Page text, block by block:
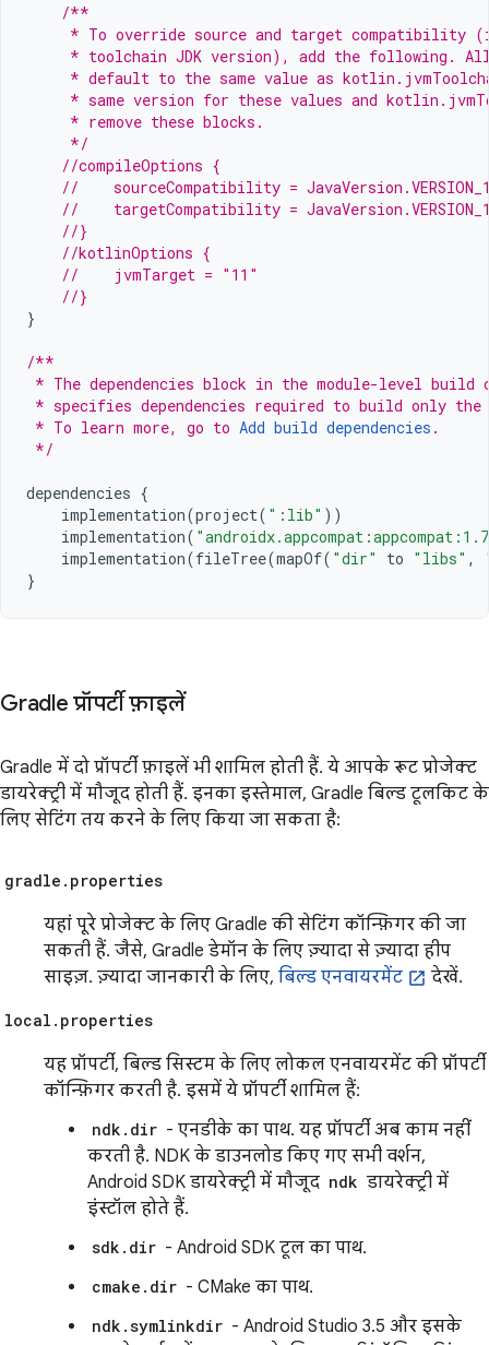
/**
* To override source and target compatibility
* toolchain JDK version), add the following.
* default to the same value as
* same version for these values and
     * remove these blocks.
     */
//compileOptions {
//    sourceCompatibility =
//    targetCompatibility =
//}
//kotlinOptions {
//    jvmTarget = "11"
//}
}
/**
* The dependencies block in the module-level
* specifies dependencies required to build only
* To learn more, go to Add build dependencies .
*/
dependencies {
implementation(project( ":lib" ))
implementation(
implementation(fileTree(mapOf( "dir" to "libs" ,
}
Gradle प्रॉपर्टी फ़ाइलें
Gradle में दो प्रॉपर्टी फ़ाइलें भी शामिल होती हैं. ये आपके रूट प्रोजेक्ट
डायरेक्ट्री में मौजूद होती हैं. इनका इस्तेमाल, Gradle बिल्ड टूलकिट के
लिए सेटिंग तय करने के लिए किया जा सकता है:
gradle.properties
यहां पूरे प्रोजेक्ट के लिए Gradle की सेटिंग कॉन्फ़िगर की जा
सकती हैं. जैसे, Gradle डेमॉन के लिए ज़्यादा से ज़्यादा हीप
साइज़. ज़्यादा जानकारी के लिए, बिल्ड एनवायरमेंट देखें.
local.properties
यह प्रॉपर्टी, बिल्ड सिस्टम के लिए लोकल एनवायरमेंट की प्रॉपर्टी
कॉन्फ़िगर करती है. इसमें ये प्रॉपर्टी शामिल हैं:
ndk.dir - एनडीके का पाथ. यह प्रॉपर्टी अब काम नहीं
करती है. NDK के डाउनलोड किए गए सभी वर्शन,
Android SDK डायरेक्ट्री में मौजूद ndk डायरेक्ट्री में
इंस्टॉल होते हैं.
sdk.dir - Android SDK टूल का पाथ.
cmake.dir - CMake का पाथ.
ndk.symlinkdir - Android Studio 3.5 और इसके